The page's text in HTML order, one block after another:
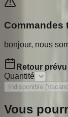
Commandes
bonjour, nous
Retour prévu
Quantité
Indisponible
Vous